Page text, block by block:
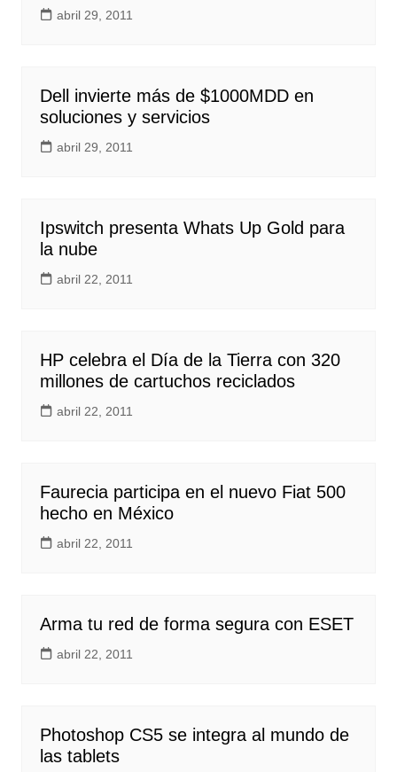
abril 29, 2011
Dell invierte más de $1000MDD en
soluciones y servicios
abril 29, 2011
Ipswitch presenta Whats Up Gold para
la nube
abril 22, 2011
HP celebra el Día de la Tierra con 320
millones de cartuchos reciclados
abril 22, 2011
Faurecia participa en el nuevo Fiat 500
hecho en México
abril 22, 2011
Arma tu red de forma segura con ESET
abril 22, 2011
Photoshop CS5 se integra al mundo de
las tablets